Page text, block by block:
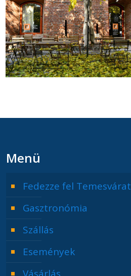
Menü
Fedezze fel Temesvárat
Gasztronómia
Szállás
Események
Vásárlás